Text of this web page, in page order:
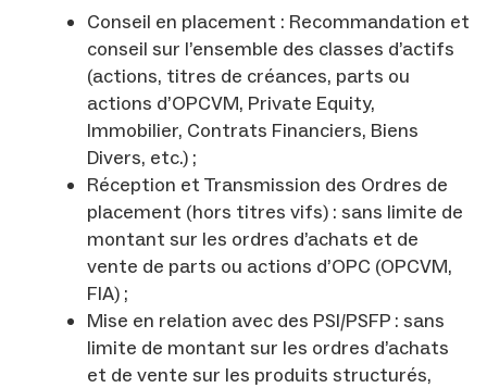
Conseil en placement : Recommandation et
conseil sur l’ensemble des classes d’actifs
(actions, titres de créances, parts ou
actions d’OPCVM, Private Equity,
Immobilier, Contrats Financiers, Biens
Divers, etc.) ;
Réception et Transmission des Ordres de
placement (hors titres vifs) : sans limite de
montant sur les ordres d’achats et de
vente de parts ou actions d’OPC (OPCVM,
FIA) ;
Mise en relation avec des PSI/PSFP : sans
limite de montant sur les ordres d’achats
et de vente sur les produits structurés,